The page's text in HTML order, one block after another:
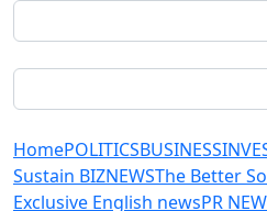
HomePOLITICSBUSINESS
Sustain BIZNEWSThe Better
Exclusive English newsPR